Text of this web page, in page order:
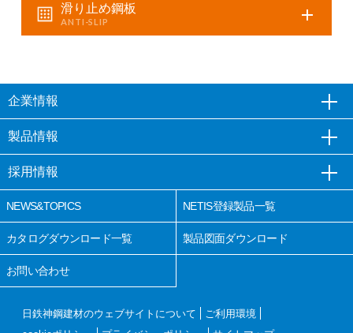
滑り止め鋼板
企業情報
製品情報
採用情報
NEWS&TOPICS NETIS登録製品一覧
カタログダウンロード一覧 製品図面ダウンロード
お問い合わせ
日鉄神鋼建材のウェブサイトについて
ご利用環境